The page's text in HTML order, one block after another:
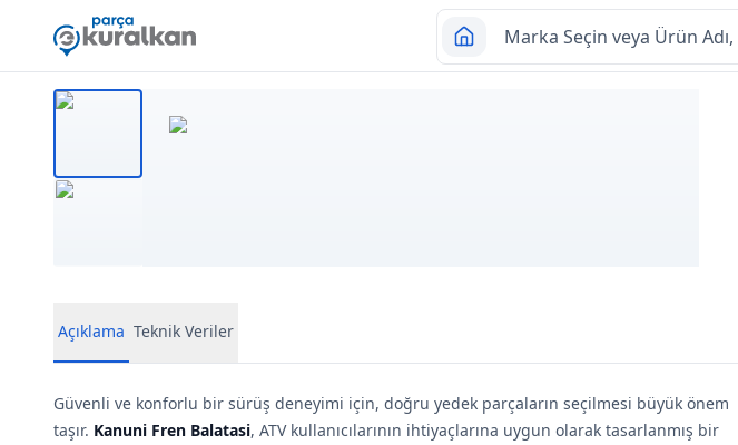
Açıklama Teknik Veriler
Güvenli ve konforlu bir sürüş deneyimi için, doğru yedek parçaların seçilmesi büyük önem
taşır. Kanuni Fren Balatasi, ATV kullanıcılarının ihtiyaçlarına uygun olarak tasarlanmış bir